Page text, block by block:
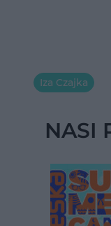
Iza Czajka
NASI